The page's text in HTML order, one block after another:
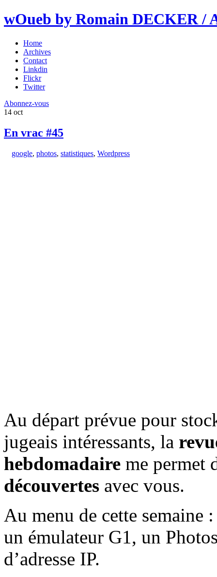
wOueb by Romain DECKER /
Home
Archives
Contact
Linkdin
Flickr
Twitter
Abonnez-vous
14 oct
En vrac #45
google, photos, statistiques, Wordpress
Au départ prévue pour
jugeais intéressants, la
hebdomadaire me permet
découvertes avec vous.
Au menu de cette semaine
un émulateur G1, un
d’adresse IP.